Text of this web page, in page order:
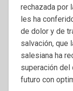
rechazada por
les ha
de dolor y de
salvación, que
salesiana ha
superación del
futuro con